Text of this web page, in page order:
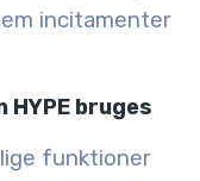
incitamenter
bruges
funktioner